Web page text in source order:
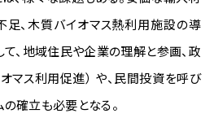
足、木質バイオマス熱利用施設の導
て、地域住民や企業の理解と参画、政
マス利用促進） や、民間投資を呼び
確立も必要となる。